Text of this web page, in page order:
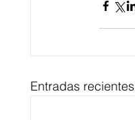
Entradas recientes